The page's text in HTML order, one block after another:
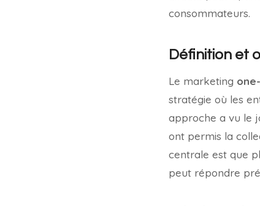
consommateurs.
Définition et
Le marketing
stratégie où les
approche a vu le
ont permis la
centrale est que
peut répondre